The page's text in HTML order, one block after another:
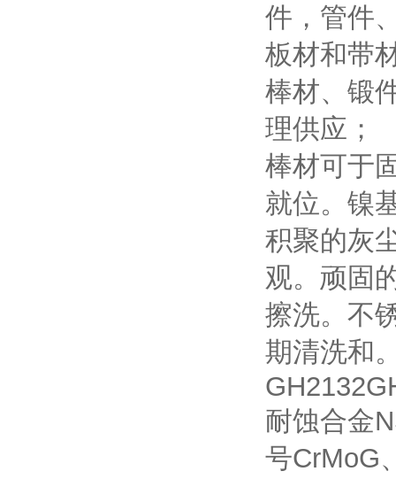
件，管件
板材和带
棒材、锻
理供应；
棒材可于
就位。镍
积聚的灰
观。顽固
擦洗。不
期清洗
耐蚀合金
号